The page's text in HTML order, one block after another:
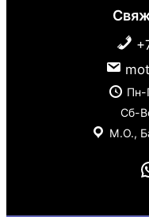
Пн-
Сб-
М.О.,